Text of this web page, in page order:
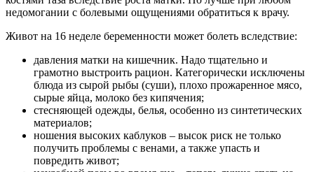
недомогании с болевыми ощущениями обратиться к врачу.
Живот на 16 неделе беременности может болеть вследствие:
давления матки на кишечник. Надо тщательно и
грамотно выстроить рацион. Категорически исключены
блюда из сырой рыбы (суши), плохо прожаренное мясо,
сырые яйца, молоко без кипячения;
стесняющей одежды, белья, особенно из синтетических
материалов;
ношения высоких каблуков – высок риск не только
получить проблемы с венами, а также упасть и
повредить живот;